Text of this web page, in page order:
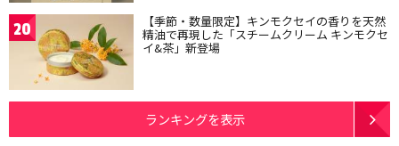
20 【季節・数量限定】キンモクセイの香りを天然
精油で再現した「スチームクリーム キンモクセ
イ&茶」新登場
ランキングを表示